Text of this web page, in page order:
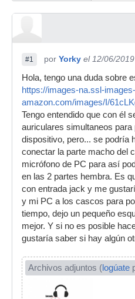
#1 por Yorky el 12/06/2019
Hola, tengo una duda sobre
https://images-na.ssl-images-
amazon.com/images/I/
Tengo entendido que con él
auriculares simultaneos
dispositivo, pero... se podría
conectar la parte macho del
micrófono de PC para así
en las 2 partes hembra. Es
con entrada jack y me
y mi PC a los cascos para
tiempo, dejo un pequeño
mejor. Y si no es posible
gustaría saber si hay algún
Archivos adjuntos (logúate